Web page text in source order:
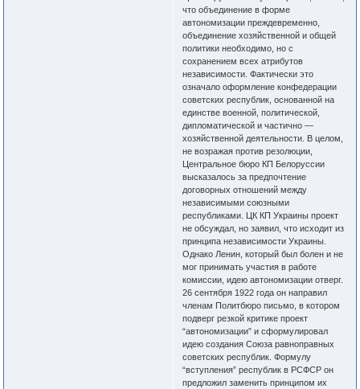
что объединение в форме
автономизации преждевременно,
объединение хозяйственной и общей
политики необходимо, но с
сохранением всех атрибутов
независимости. Фактически это
означало оформление конфедерации
советских республик, основанной на
единстве военной, политической,
дипломатической и частично —
хозяйственной деятельности. В целом,
не возражая против резолюции,
Центральное бюро КП Белоруссии
высказалось за предпочтение
договорных отношений между
независимыми союзными
республиками. ЦК КП Украины проект
не обсуждал, но заявил, что исходит из
принципа независимости Украины.
Однако Ленин, который был болен и не
мог принимать участия в работе
комиссии, идею автономизации отверг.
26 сентября 1922 года он направил
членам Политбюро письмо, в котором
подверг резкой критике проект
“автономизации” и сформулировал
идею создания Союза равноправных
советских республик. Формулу
“вступления” республик в РСФСР он
предложил заменить принципом их